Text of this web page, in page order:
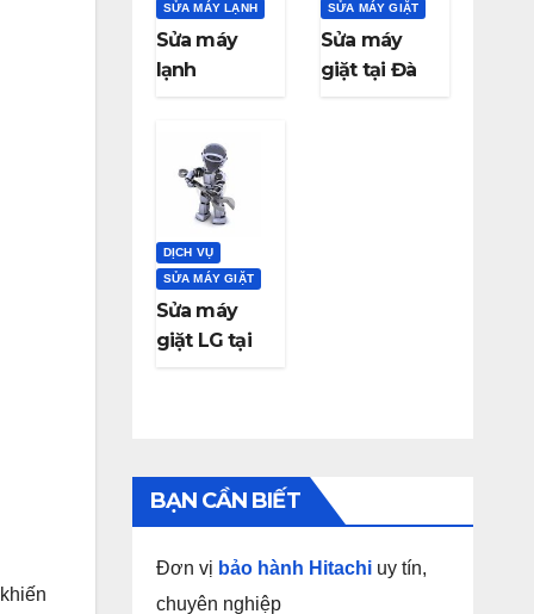
SỬA MÁY LẠNH
Sửa máy
lạnh
SỬA MÁY GIẶT
Sửa máy
giặt tại Đà
DỊCH VỤ
SỬA MÁY GIẶT
Sửa máy
giặt LG tại
BẠN CẦN BIẾT
Đơn vị bảo hành Hitachiuy tín,
chuyên nghiệp